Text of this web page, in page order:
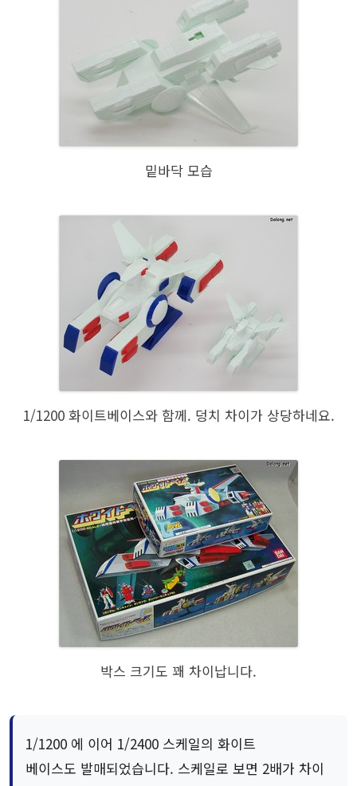
밑바닥 모습
1/1200 화이트베이스와 함께. 덩치 차이가 상당하네요.
박스 크기도 꽤 차이납니다.
1/1200 에 이어 1/2400 스케일의 화이트
베이스도 발매되었습니다. 스케일로 보면 2배가 차이